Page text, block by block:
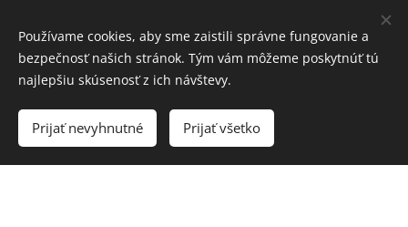
E LOGA
Používame cookies, aby sme zaistili správne fungovanie a
bezpečnosť našich stránok. Tým vám môžeme poskytnúť tú
najlepšiu skúsenosť z ich návštevy.
Prijať nevyhnutné Prijať všetko